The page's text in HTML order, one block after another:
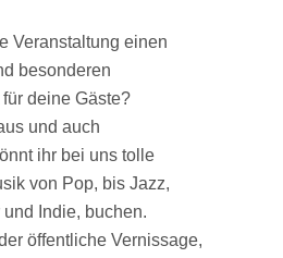
Veranstaltung einen
besonderen
deine Gäste?
und auch
ihr bei uns tolle
von Pop, bis Jazz,
Indie, buchen.
öffentliche Vernissage,